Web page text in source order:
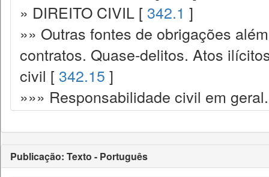
» DIREITO CIVIL [ 342.1 ]
»» Outras fontes de obrigações
contratos. Quase-delitos. Atos
civil [ 342.15 ]
»»» Responsabilidade civil em
Publicação: Texto - Português